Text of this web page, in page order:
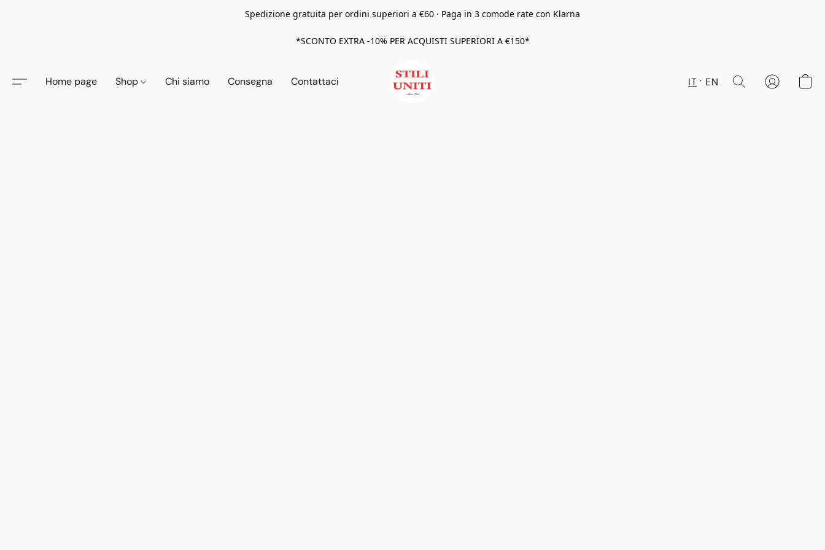
Spedizione gratuita per ordini superiori a €60 · Paga in 3 comode rate con Klarna
*SCONTO EXTRA -10% PER ACQUISTI SUPERIORI A €150*
Home page Shop Chi siamo Consegna Contattaci IT EN